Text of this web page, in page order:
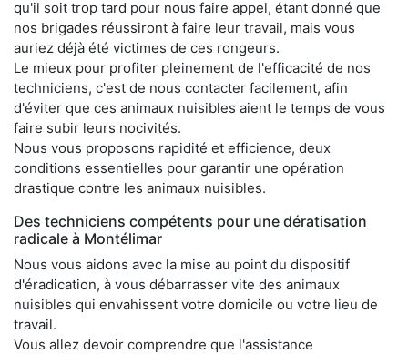
qu'il soit trop tard pour nous faire appel, étant donné que
nos brigades réussiront à faire leur travail, mais vous
auriez déjà été victimes de ces rongeurs.
Le mieux pour profiter pleinement de l'efficacité de nos
techniciens, c'est de nous contacter facilement, afin
d'éviter que ces animaux nuisibles aient le temps de vous
faire subir leurs nocivités.
Nous vous proposons rapidité et efficience, deux
conditions essentielles pour garantir une opération
drastique contre les animaux nuisibles.
Des techniciens compétents pour une dératisation
radicale à Montélimar
Nous vous aidons avec la mise au point du dispositif
d'éradication, à vous débarrasser vite des animaux
nuisibles qui envahissent votre domicile ou votre lieu de
travail.
Vous allez devoir comprendre que l'assistance